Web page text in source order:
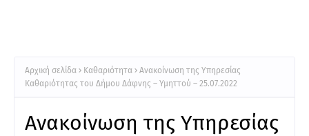
Αρχική σελίδα Καθαριότητα
Ανακοίνωση της Υπηρεσίας
Καθαριότητας του Δήμου Δάφνης – Υμηττού – 25.07.2022
Ανακοίνωση της Υπηρεσίας